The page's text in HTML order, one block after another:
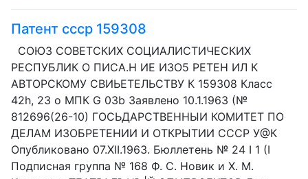
Патент ссср 159308
СОЮЗ СОВЕТСКИХ СОЦИАЛИСТИЧЕСКИХ
РЕСПУБЛИК О ПИСА.Н ИЕ ИЗО5 РЕТЕН ИЛ К
АВТОРСКОМУ СВИЬЕТЕЛЬСТВУ К 159308 Класс
42h, 23 о МПК G 03b Заявлено 10.1.1963 (№
812696(26-10) ГОСЬДАРСТВЕННЫИ КОМИТЕТ ПО
ДЕЛАМ ИЗОБРЕТЕНИИ И ОТКРЫТИИ СССР У@К
Опубликовано 07.XII.1963. Бюллетень № 24 I 1 (I
Подписная группа № 168 Ф. С. Новик и X. М.